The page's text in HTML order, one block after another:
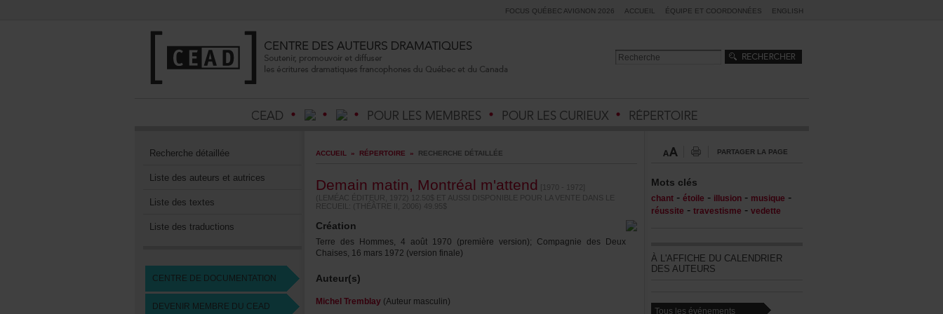
FOCUSQUÉBECAVIGNON2026 ACCUEIL ÉQUIPEETCOORDONNÉES ENGLISH
Recherchedétaillée
Listedesauteursetautrices
Listedestextes
Listedestraductions
CENTREDEDOCUMENTATION
DEVENIRMEMBREDUCEAD
ACCUEIL » RÉPERTOIRE » RECHERCHEDÉTAILLÉE
Demainmatin,Montréalm'attend [1970-1972]
(LEMÉACÉDITEUR,1972)12.50$ETAUSSIDISPONIBLEPOURLAVENTEDANSLE
RECUEIL:(THÉÂTREII,2006)49.95$
Création
TerredesHommes,4août1970(premièreversion);CompagniedesDeux
Chaises,16mars1972(versionfinale)
Auteur(s)
MichelTremblay(Auteurmasculin)
PARTAGERLAPAGE
Motsclés
chant- étoile - illusion- musique -
réussite - travestisme - vedette
ÀL'AFFICHEDUCALENDRIER
DESAUTEURS
Touslesévénements